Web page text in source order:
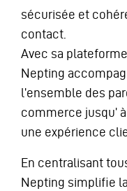
sécurisée et
contact.
Avec sa
Nepting
l’ensemble des
commerce jusqu’
une expérience
En centralisant
Nepting simplifie